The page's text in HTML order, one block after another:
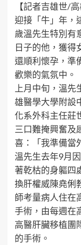
【記者吉雄世/
迎接「牛」年，
歲溫先生特別有
日子的他，獲得
還順利懷孕，準
歡樂的氣氛中。
上月中旬，溫
雄醫學大學附設
化系外科主任莊
三口難掩興奮及
喜：「我準備當
溫先生去年9月
著乾枯的身軀四
換肝權威陳堯俐
師考量病人住在
手術，由每週在
高醫肝臟移植團
的手術。